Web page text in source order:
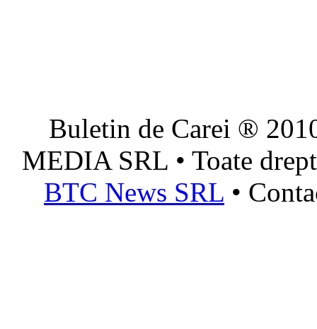
Buletin de Carei ®
MEDIA SRL • Toate
BTC News SRL •